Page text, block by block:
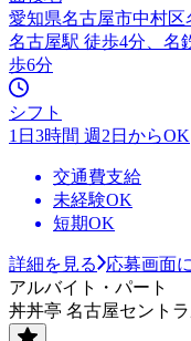
愛知県名古屋市中村区
名古屋駅 徒歩4分、名
歩6分
シフト
1日3時間 週2日からOK
交通費支給
未経験OK
短期OK
詳細を見る
応募画面
アルバイト・パート
丼丼亭 名古屋セント